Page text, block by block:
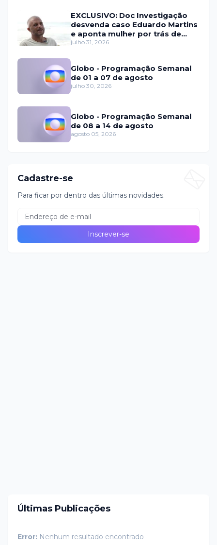
EXCLUSIVO: Doc Investigação
desvenda caso Eduardo Martins
e aponta mulher por trás de
fraude internacional
julho 31, 2026
Globo - Programação Semanal
de 01 a 07 de agosto
julho 30, 2026
Globo - Programação Semanal
de 08 a 14 de agosto
agosto 05, 2026
Cadastre-se
Para ficar por dentro das últimas novidades.
Últimas Publicações
Error: Nenhum resultado encontrado